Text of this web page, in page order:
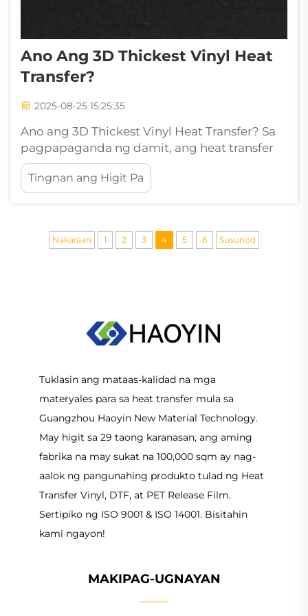
Ano Ang 3D Thickest Vinyl Heat
Transfer?
2025-08-25 15:25:35
Ano ang 3D Thickest Vinyl Heat Transfer? Sa
pagpapaganda ng damit, ang heat transfer
vinyl (HTV) ay isa sa mga pinakasikat na
materyales para sa pagpapasadya ng mga
damit, bag, sumbrero, at marami pang ibang
kanyang kakayahang umangkop, kadalian sa
paglalapat, a...
Tingnan ang Higit Pa
Nakaraan 1 2 3 4 5 6 Susunod
Tuklasin ang mataas-kalidad na mga
materyales para sa heat transfer mula sa
Guangzhou Haoyin New Material Technology.
May higit sa 29 taong karanasan, ang aming
fabrika na may sukat na 100,000 sqm ay nag-
aalok ng pangunahing produkto tulad ng Heat
Transfer Vinyl, DTF, at PET Release Film.
Sertipiko ng ISO 9001 & ISO 14001. Bisitahin
kami ngayon!
MAKIPAG-UGNAYAN